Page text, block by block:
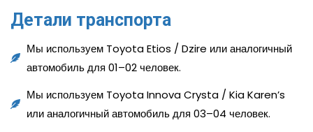
Детали транспорта
Мы используем Toyota Etios / Dzire или аналогичный
автомобиль для 01–02 человек.
Мы используем Toyota Innova Crysta / Kia Karen’s
или аналогичный автомобиль для 03–04 человек.